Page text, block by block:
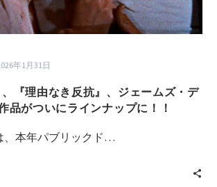
年1月31日
、『理由なき反抗』、ジェームズ・デ
品がついにラインナップに！！
、本年パブリックド…